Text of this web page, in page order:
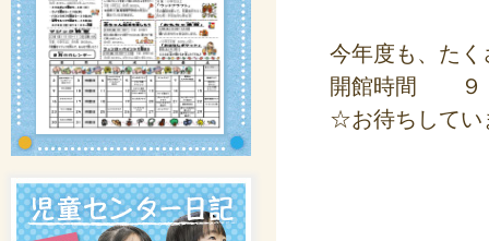
今年度も、た
開館時間 ９
☆お待ちして